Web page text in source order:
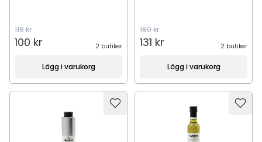
116 kr
100 kr 2 butiker
Lägg i varukorg
180 kr
131 kr 2 butiker
Lägg i varukorg